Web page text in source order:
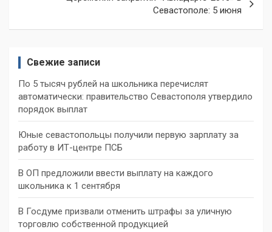
Севастополе: 5 июня
Свежие записи
По 5 тысяч рублей на школьника перечислят
автоматически: правительство Севастополя утвердило
порядок выплат
Юные севастопольцы получили первую зарплату за
работу в ИТ-центре ПСБ
В ОП предложили ввести выплату на каждого
школьника к 1 сентября
В Госдуме призвали отменить штрафы за уличную
торговлю собственной продукцией